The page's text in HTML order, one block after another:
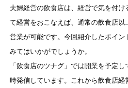
夫婦経営の飲食店は、経営で気を付け
て経営をおこなえば、通常の飲食店以
営業が可能です。今回紹介したポイン
みてはいかがでしょうか。
「飲食店のツナグ」では開業を予定
時発信しています。これから飲食店経